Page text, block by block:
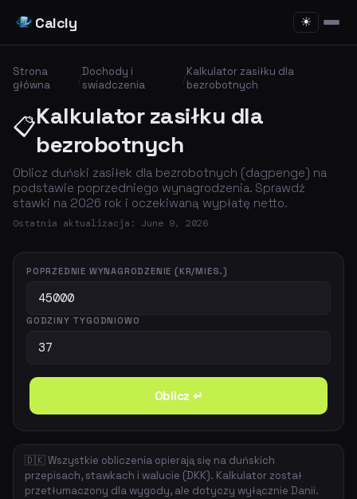
Calcly ☀
Strona
główna
/Dochody i
swiadczenia
/Kalkulator zasiłku dla
bezrobotnych
📋Kalkulator zasiłku dla
bezrobotnych
Oblicz duński zasiłek dla bezrobotnych (dagpenge) na
podstawie poprzedniego wynagrodzenia. Sprawdź
stawki na 2026 rok i oczekiwaną wypłatę netto.
Ostatnia aktualizacja: June 9, 2026
POPRZEDNIE WYNAGRODZENIE (KR/MIES.)
GODZINY TYGODNIOWO
Oblicz ↵
🇩🇰 Wszystkie obliczenia opierają się na duńskich
przepisach, stawkach i walucie (DKK). Kalkulator został
przetłumaczony dla wygody, ale dotyczy wyłącznie Danii.